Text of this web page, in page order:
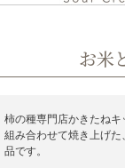
お米
柿の種専門店かきたね
組み合わせて焼き上げ
品です。